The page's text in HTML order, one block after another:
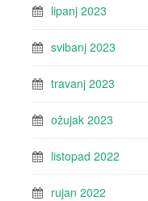
lipanj 2023
svibanj 2023
travanj 2023
ožujak 2023
listopad 2022
rujan 2022